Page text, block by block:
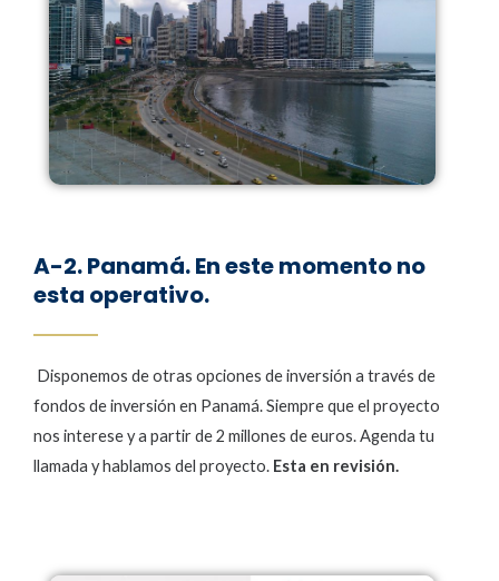
A-2. Panamá. En este momento no
esta operativo.
Disponemos de otras opciones de inversión a través de
fondos de inversión en Panamá. Siempre que el proyecto
nos interese y a partir de 2 millones de euros. Agenda tu
llamada y hablamos del proyecto. Esta en revisión.